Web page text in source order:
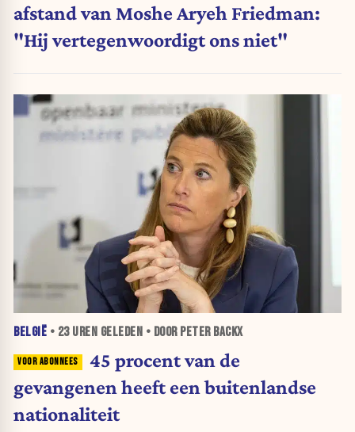
afstand van Moshe Aryeh Friedman:
"Hij vertegenwoordigt ons niet"
BELGIË • 23 UREN GELEDEN • DOOR PETER BACKX
45 procent van de
gevangenen heeft een buitenlandse
nationaliteit